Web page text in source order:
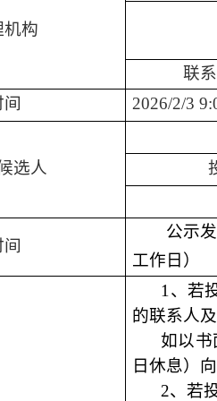
机构
联
2026/2/3
选人
公示
工作日）
1 、若
的联系人及
如以书
日休息）
2、若